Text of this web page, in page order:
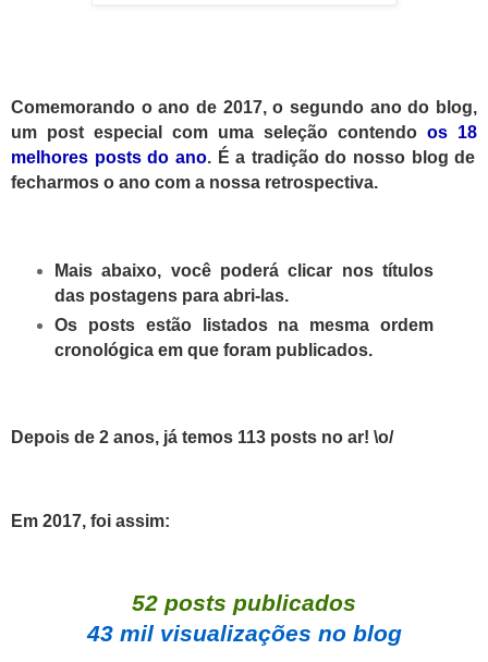
Comemorando o ano de 2017, osegundo ano do blog,
um post especial com uma seleção contendo os 18
melhores posts do ano. É a tradição do nosso blog de
fecharmos o ano com a nossa retrospectiva.
Mais abaixo, você poderá clicar nos títulos
das postagens para abri-las.
Os posts estão listados na mesma ordem
cronológica em que foram publicados.
Depois de 2 anos, já temos 113 posts no ar! \o/
Em 2017, foi assim:
52 posts publicados
43 mil visualizações no blog